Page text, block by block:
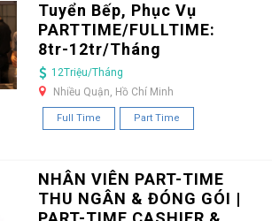
Tuyển Bếp, Phục Vụ
PARTTIME/FULLTIME:
8tr-12tr/Tháng
12Triệu/Tháng
Nhiều Quận, Hồ Chí Minh
Full Time Part Time
NHÂN VIÊN PART-TIME
THU NGÂN & ĐÓNG GÓI |